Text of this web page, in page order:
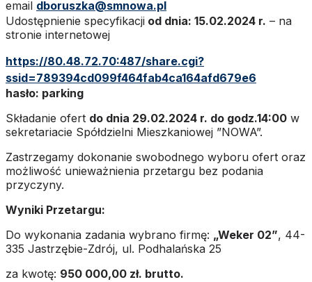
email dboruszka@smnowa.pl
Udostępnienie specyfikacji od dnia: 15.02.2024 r. – na
stronie internetowej
https://80.48.72.70:487/share.cgi?
ssid=789394cd099f464fab4ca164afd679e6
hasło: parking
Składanie ofert do dnia 29.02.2024 r. do godz.14:00 w
sekretariacie Spółdzielni Mieszkaniowej ”NOWA”.
Zastrzegamy dokonanie swobodnego wyboru ofert oraz
możliwość unieważnienia przetargu bez podania
przyczyny.
Wyniki Przetargu:
Do wykonania zadania wybrano firmę: „Weker 02”, 44-
335 Jastrzębie-Zdrój, ul. Podhalańska 25
za kwotę: 950 000,00 zł. brutto.